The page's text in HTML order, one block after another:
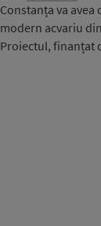
Constanța va avea
modern acvariu
Proiectul,